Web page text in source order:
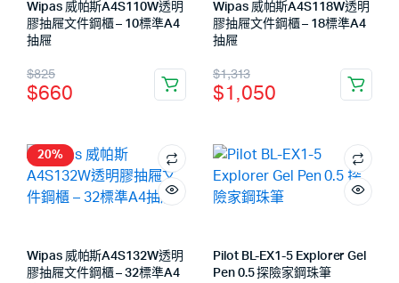
Wipas 威帕斯A4S110W透明
膠抽屜文件鋼櫃 – 10標準A4
抽屜
$825
$660
Wipas 威帕斯A4S118W透明
膠抽屜文件鋼櫃 – 18標準A4
抽屜
$1,313
$1,050
20%
Wipas 威帕斯A4S132W透明
膠抽屜文件鋼櫃 – 32標準A4
Pilot BL-EX1-5 Explorer Gel
Pen 0.5 探險家鋼珠筆